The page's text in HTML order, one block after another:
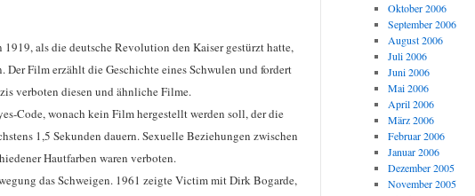
als die deutsche Revolution den Kaiser gestürzt hatte,
Der Film erzählt die Geschichte eines Schwulen und fordert
verboten diesen und ähnliche Filme.
Code, wonach kein Film hergestellt werden soll, der die
1,5 Sekunden dauern. Sexuelle Beziehungen zwischen
Hautfarben waren verboten.
das Schweigen. 1961 zeigte Victim mit Dirk Bogarde,
Oktober 2006
September 2006
August 2006
Juli 2006
Juni 2006
Mai 2006
April 2006
März 2006
Februar 2006
Januar 2006
Dezember 2005
November 2005